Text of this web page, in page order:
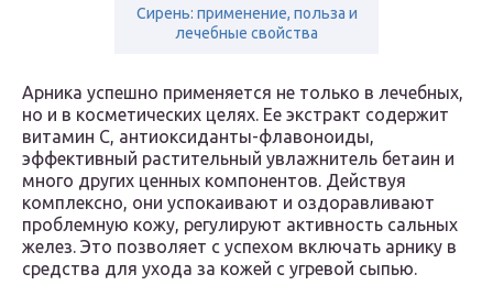
Сирень: применение, польза и
лечебные свойства
Арника успешно применяется не только в лечебных,
но и в косметических целях. Ее экстракт содержит
витамин С, антиоксиданты-флавоноиды,
эффективный растительный увлажнитель бетаин и
много других ценных компонентов. Действуя
комплексно, они успокаивают и оздоравливают
проблемную кожу, регулируют активность сальных
желез. Это позволяет с успехом включать арнику в
средства для ухода за кожей с угревой сыпью.